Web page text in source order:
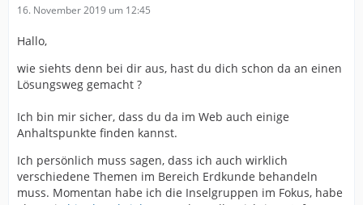
16. November 2019 um 12:45
Hallo,
wie siehts denn bei dir aus, hast du dich schon da an einen
Lösungsweg gemacht ?
Ich bin mir sicher, dass du da im Web auch einige
Anhaltspunkte finden kannst.
Ich persönlich muss sagen, dass ich auch wirklich
verschiedene Themen im Bereich Erdkunde behandeln
muss. Momentan habe ich die Inselgruppen im Fokus, habe